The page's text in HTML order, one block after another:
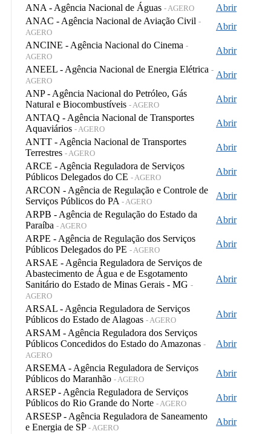
ANA - Agência Nacional de Águas - AGERO
Abrir
ANAC - Agência Nacional de Aviação Civil -
AGERO
Abrir
ANCINE - Agência Nacional do Cinema -
AGERO
Abrir
ANEEL - Agência Nacional de Energia Elétrica -
AGERO
Abrir
ANP - Agência Nacional do Petróleo, Gás
Natural e Biocombustíveis - AGERO
Abrir
ANTAQ - Agência Nacional de Transportes
Aquaviários - AGERO
Abrir
ANTT - Agência Nacional de Transportes
Terrestres - AGERO
Abrir
ARCE - Agência Reguladora de Serviços
Públicos Delegados do CE - AGERO
Abrir
ARCON - Agência de Regulação e Controle de
Serviços Públicos do PA - AGERO
Abrir
ARPB - Agência de Regulação do Estado da
Paraíba - AGERO
Abrir
ARPE - Agência de Regulação dos Serviços
Públicos Delegados do PE - AGERO
Abrir
ARSAE - Agência Reguladora de Serviços de
Abastecimento de Água e de Esgotamento
Sanitário do Estado de Minas Gerais - MG -
AGERO
Abrir
ARSAL - Agência Reguladora de Serviços
Públicos do Estado de Alagoas - AGERO
Abrir
ARSAM - Agência Reguladora dos Serviços
Públicos Concedidos do Estado do Amazonas -
AGERO
Abrir
ARSEMA - Agência Reguladora de Serviços
Públicos do Maranhão - AGERO
Abrir
ARSEP - Agência Reguladora de Serviços
Públicos do Rio Grande do Norte - AGERO
Abrir
ARSESP - Agência Reguladora de Saneamento
e Energia de SP - AGERO
Abrir